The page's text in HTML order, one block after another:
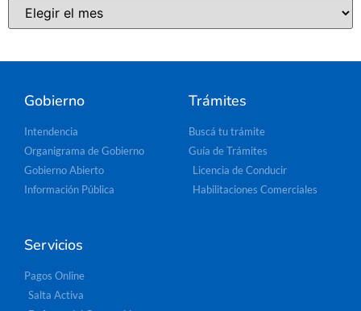
Gobierno
Intendencia
Organigrama de Gobierno
Gobierno Abierto
Información Pública
Trámites
Buscá tu trámite
Guía de Trámites
Licencia de Conducir
Habilitaciones Comerciales
Servicios
Pagos Online
Salta Activa